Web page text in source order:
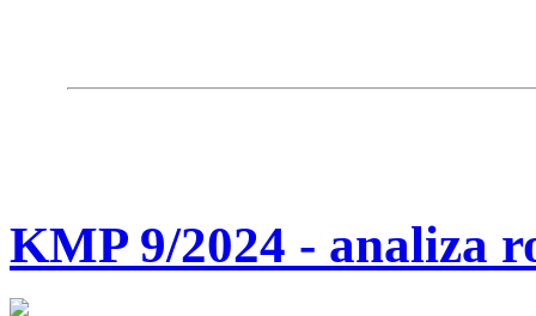
KMP 9/2024 - analiza